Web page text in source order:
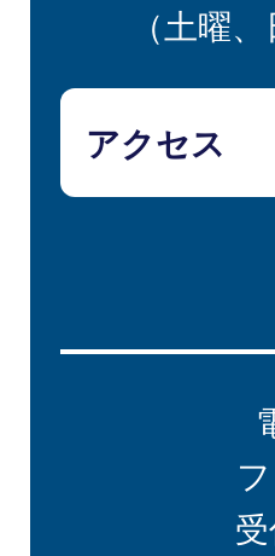
（土曜
アクセス